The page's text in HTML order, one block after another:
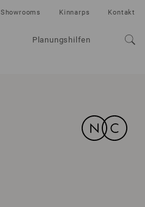
Planungshilfen
Showrooms Kinnarps Kontakt